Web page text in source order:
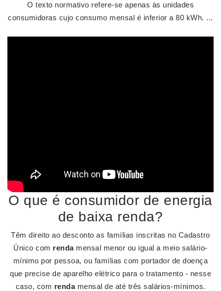
O texto normativo refere-se apenas às unidades
consumidoras cujo consumo mensal é inferior a 80 kWh. ...
O que é consumidor de energia
de baixa renda?
Têm direito ao desconto as famílias inscritas no Cadastro
Único com rendamensal menor ou igual a meio salário-
mínimo por pessoa, ou famílias com portador de doença
que precise de aparelho elétrico para o tratamento - nesse
caso, com rendamensal de até três salários-mínimos.